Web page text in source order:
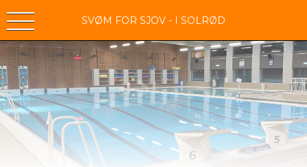
SVØM FOR SJOV - I SOLRØD